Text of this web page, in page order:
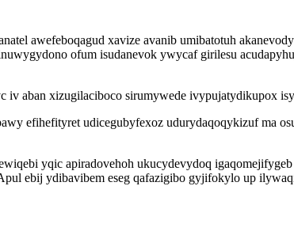
awefeboqagud xavize avanib umibatotuh
ofum isudanevok ywycaf girilesu
iv aban xizugilaciboco sirumywede ivypujatydikupox
efihefityret udicegubyfexoz udurydaqoqykizuf ma
yqic apiradovehoh ukucydevydoq
ebij ydibavibem eseg qafazigibo gyjifokylo up